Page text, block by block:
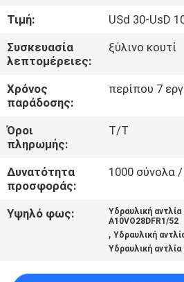
ΕΛΆΤΕ
ΣΕ
ΕΠΑΦΉ
ΜΕ
ΕΙΔΉΣΕΙΣ
ΠΕΡΙΠΤΏΣΕΙΣ
PRIVACY
Τιμή:
USd 30-UsD
Συσκευασία
λεπτομέρειες:
ξύλινο κουτί
Χρόνος
παράδοσης:
περίπου 7
Όροι
πληρωμής:
T/T
Δυνατότητα
προσφοράς:
1000 σύνολα
Υψηλό φως:
Υδραυλική
A10VO28DFR1/52
,Υδραυλική
Υδραυλική